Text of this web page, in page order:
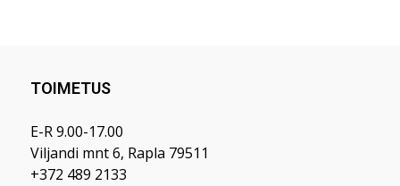
TOIMETUS
E-R 9.00-17.00
Viljandi mnt 6, Rapla 79511
+372 489 2133